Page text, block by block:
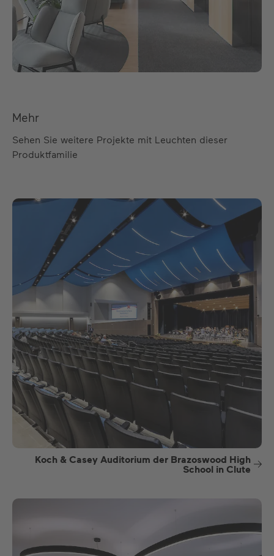
Mehr
Sehen Sie weitere Projekte mit Leuchten dieser
Produktfamilie
Koch & Casey Auditorium der Brazoswood High
School in Clute